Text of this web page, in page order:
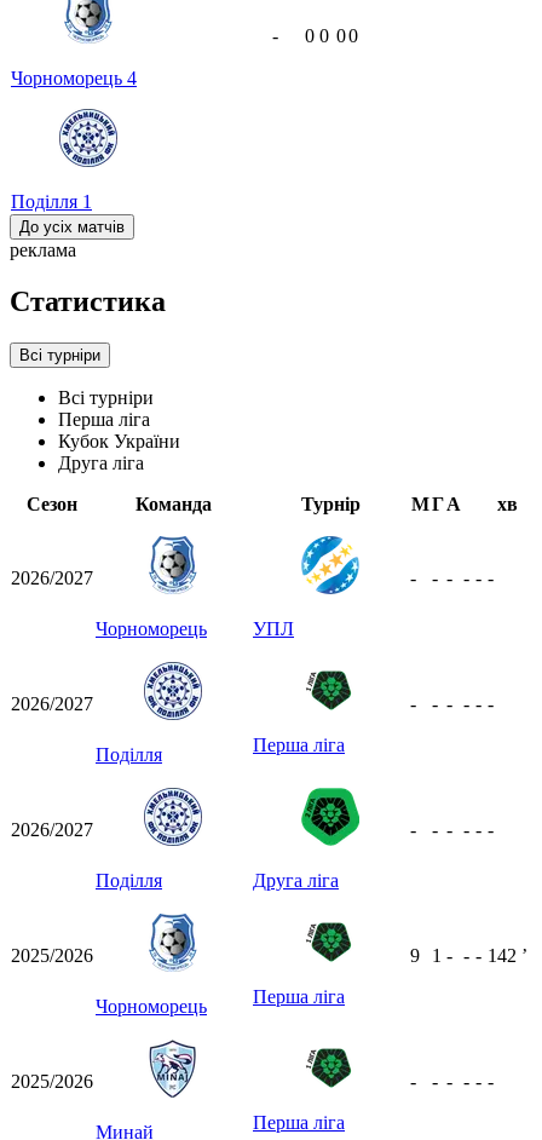
Чорноморець 4
Поділля 1
- 0 0 00
До усіх матчів
реклама
Статистика
Всі турніри
Всі турніри
Перша ліга
Кубок України
Друга ліга
Сезон
Команда Турнір МГА хв
2026/2027
Чорноморець УПЛ
- - - - - -
2026/2027
Поділля Перша ліга
- - - - - -
2026/2027
Поділля Друга ліга
- - - - - -
2025/2026
Чорноморець Перша ліга
9 1 - - - 142 ʼ
2025/2026
Минай Перша ліга
- - - - - -